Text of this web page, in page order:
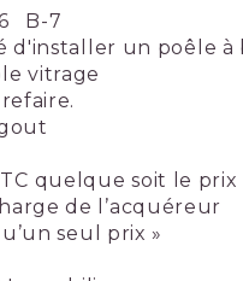
B-7
d'installer un poêle à
vitrage
quelque soit le
de l’acquéreur
seul prix »